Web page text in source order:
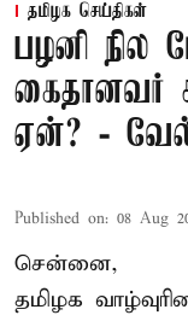
தமிழக செய்திகள்
பழனி நில
கைதானவர்
ஏன்? -
Published on: 08 Aug
சென்னை,
தமிழக